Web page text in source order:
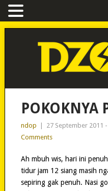
POKOKNYA
ndop 27 September 2011
Comments
Ah mbuh wis, hari ini
tidur jam 12 siang masih
sepiring gak penuh. Nasi